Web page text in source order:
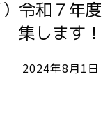
）令和７年
集します！
2024年8月1日